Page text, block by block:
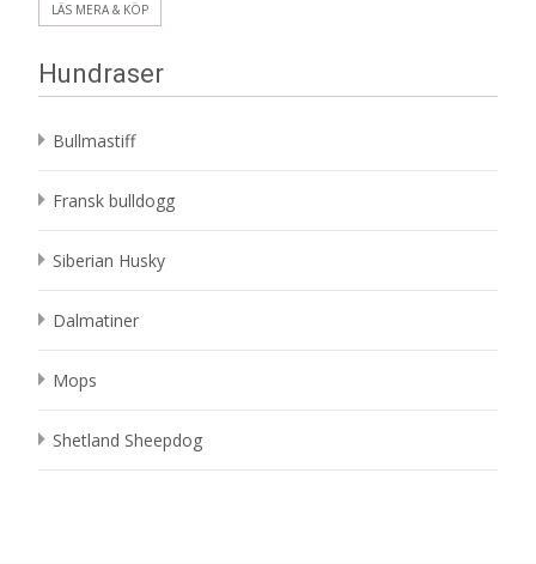
LÄS MERA & KÖP
Hundraser
Bullmastiff
Fransk bulldogg
Siberian Husky
Dalmatiner
Mops
Shetland Sheepdog